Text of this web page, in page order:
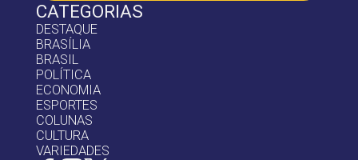
CATEGORIAS
DESTAQUE
BRASÍLIA
BRASIL
POLÍTICA
ECONOMIA
ESPORTES
COLUNAS
CULTURA
VARIEDADES